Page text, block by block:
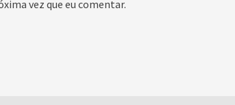
vez que eu comentar.